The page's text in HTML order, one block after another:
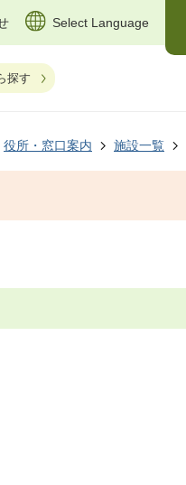
Select Language
探す
役所・窓口案内 施設一覧